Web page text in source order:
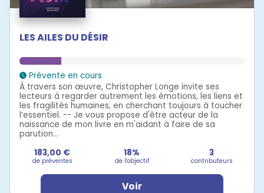
LES AILES DU DÉSIR
Prévente en cours
À travers son œuvre, Christopher Longe invite ses
lecteurs à regarder autrement les émotions, les liens et
les fragilités humaines, en cherchant toujours à toucher
l’essentiel. -- Je vous propose d'être acteur de la
naissance de mon livre en m'aidant à faire de sa
parution...
183,00 €
de préventes
18%
de l'objectif
3
contributeurs
Voir